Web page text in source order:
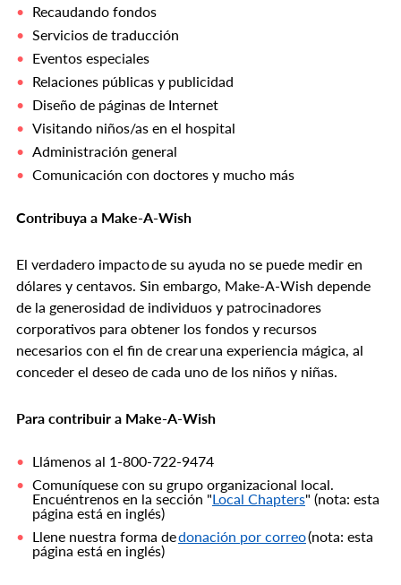
Recaudando fondos
Servicios de traducción
Eventos especiales
Relaciones públicas y publicidad
Diseño de páginas de Internet
Visitando niños/as en el hospital
Administración general
Comunicación con doctores y mucho más
Contribuya a Make-A-Wish
El verdadero impacto de su ayuda no se puede medir en
dólares y centavos. Sin embargo, Make-A-Wish depende
de la generosidad de individuos y patrocinadores
corporativos para obtener los fondos y recursos
necesarios con el fin de crear una experiencia mágica, al
conceder el deseo de cada uno de los niños y niñas.
Para contribuir a Make-A-Wish
Llámenos al 1-800-722-9474
Comuníquese con su grupo organizacional local.
Encuéntrenos en la sección "Local Chapters" (nota: esta
página está en inglés)
Llene nuestra forma dedonación por correo(nota: esta
página está en inglés)